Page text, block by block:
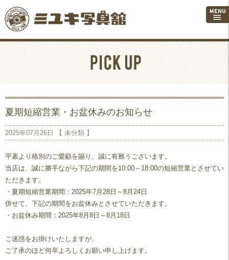
夏期短縮営業・お盆休みのお知らせ
2025年07月26日 【 未分類 】
平素より格別のご愛顧を賜り、誠に有難うございます。
当店は、誠に勝手ながら下記の期間を10:00～18:00の短縮営業とさせてい
ただきます。
・夏期短縮営業期間：2025年7月28日～8月24日
併せて、下記の期間をお盆休みとさせていただきます。
・お盆休み期間：2025年8月8日～8月18日
ご迷惑をお掛けいたしますが、
ご了承のほど何卒よろしくお願い申し上げます。